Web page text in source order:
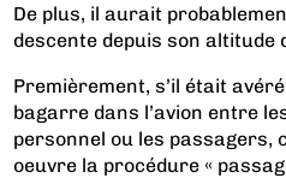
De plus, il aurait
descente depuis son altitude
Premièrement, s’il était
bagarre dans l’avion entre
personnel ou les passagers,
oeuvre la procédure «